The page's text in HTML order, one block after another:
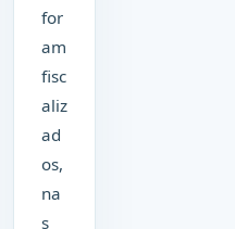
for
am
fisc
aliz
ad
os,
na
s